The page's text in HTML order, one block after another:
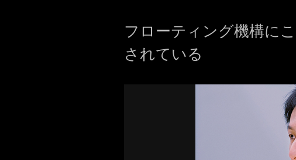
フローティング機構に
されている